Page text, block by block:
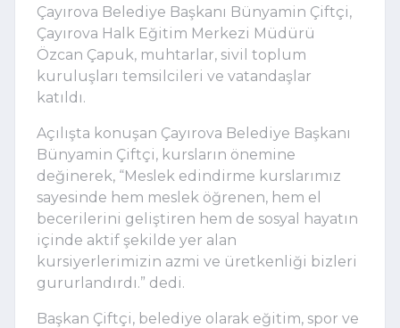
Çayırova Belediye Başkanı Bünyamin Çiftçi,
Çayırova Halk Eğitim Merkezi Müdürü
Özcan Çapuk, muhtarlar, sivil toplum
kuruluşları temsilcileri ve vatandaşlar
katıldı.
Açılışta konuşan Çayırova Belediye Başkanı
Bünyamin Çiftçi, kursların önemine
değinerek, “Meslek edindirme kurslarımız
sayesinde hem meslek öğrenen, hem el
becerilerini geliştiren hem de sosyal hayatın
içinde aktif şekilde yer alan
kursiyerlerimizin azmi ve üretkenliği bizleri
gururlandırdı.” dedi.
Başkan Çiftçi, belediye olarak eğitim, spor ve